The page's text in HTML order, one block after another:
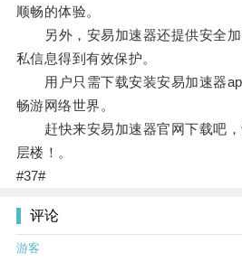
顺畅的体验。
另外，安易加速器还提供安全加
私信息得到有效保护。
用户只需下载安装安易加速器
畅游网络世界。
赶快来安易加速器官网下载吧，
层楼！。
#37#
评论
游客